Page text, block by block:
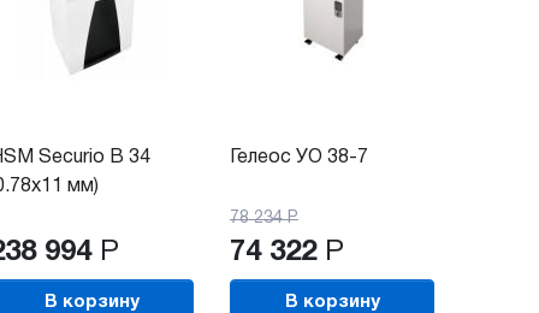
Securio B 34
мм)
994 Р
В корзину
Гелеос УО 38-7
78 234 Р
74 322 Р
В корзину